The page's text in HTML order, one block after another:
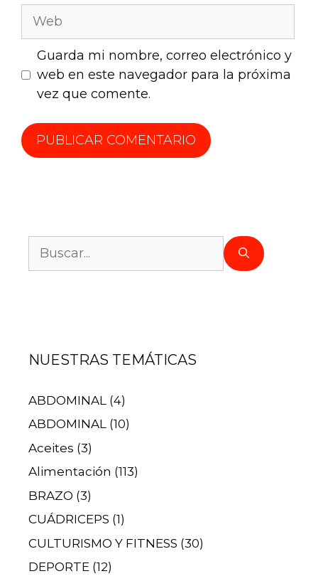
Guarda mi nombre, correo electrónico y
web en este navegador para la próxima
vez que comente.
NUESTRAS TEMÁTICAS
ABDOMINAL (4)
ABDOMINAL (10)
Aceites (3)
Alimentación (113)
BRAZO (3)
CUÁDRICEPS (1)
CULTURISMO Y FITNESS (30)
DEPORTE (12)